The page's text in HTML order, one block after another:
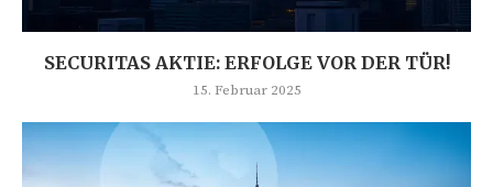
SECURITAS AKTIE: ERFOLGE VOR DER TÜR!
15. Februar 2025